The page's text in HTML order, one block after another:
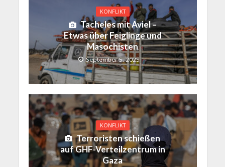
KONFLIKT
Tacheles mit Aviel –
Etwas über Feiglinge und
Masochisten
September 5, 2025
KONFLIKT
Terroristen schießen
auf GHF-Verteilzentrum in
Gaza